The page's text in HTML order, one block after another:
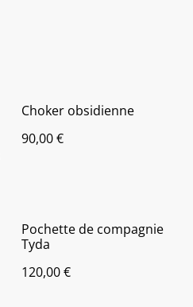
Choker obsidienne
90,00 €
Pochette de compagnie
Tyda
120,00 €